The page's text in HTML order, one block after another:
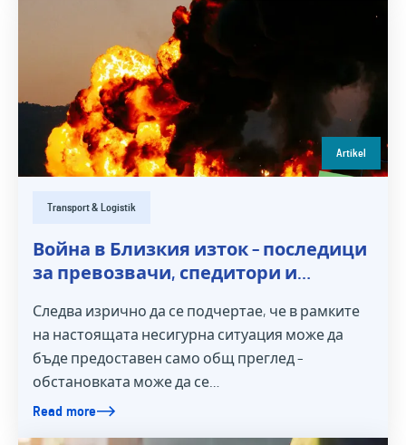
Artikel
Transport & Logistik
Война в Близкия изток – последици
за превозвачи, спедитори и
Следва изрично да се подчертае, че в рамките
на настоящата несигурна ситуация може да
бъде предоставен само общ преглед –
обстановката може да се…
Read more